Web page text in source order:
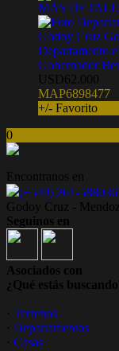
MÁS
Departamento
Gobernador
USD62.000
MAP6898477
+/- Favorito
0
Encontranos en
(+549) 261-
Godoy Cruz -
Seguinos en
Asociados con
¿Qué estás
· Terrenos
· Departamentos
· Casas